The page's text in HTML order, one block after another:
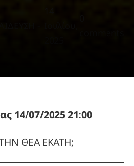
14/07/2025 21:00
ΘΕΑ ΕΚΑΤΗ;